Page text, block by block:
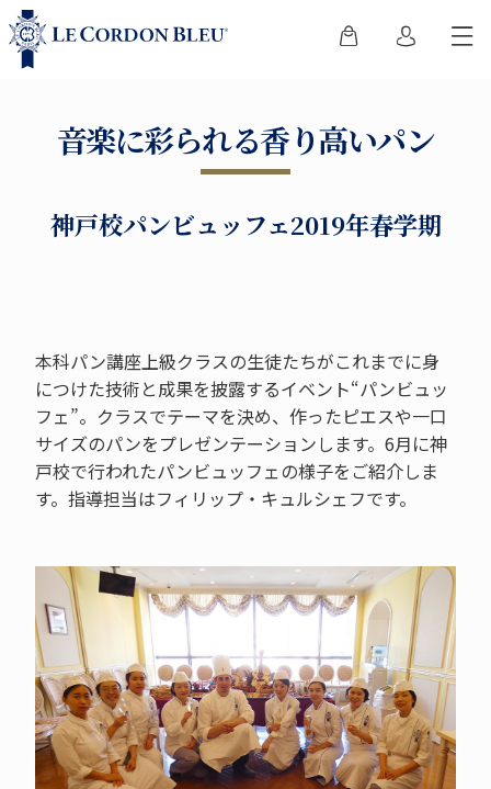
音楽に彩られる香り高いパン
神戸校パンビュッフェ2019年春学期
本科パン講座上級クラスの生徒たちがこれまでに身
につけた技術と成果を披露するイベント“パンビュッ
フェ”。クラスでテーマを決め、作ったピエスや一口
サイズのパンをプレゼンテーションします。6月に神
戸校で行われたパンビュッフェの様子をご紹介しま
す。指導担当はフィリップ・キュルシェフです。